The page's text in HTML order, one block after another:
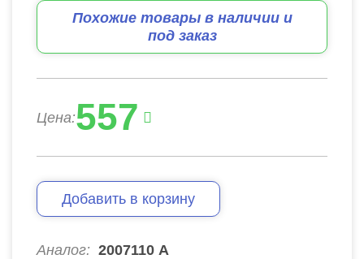
Похожие товары в наличии и
под заказ
Цена:557
Добавить в корзину
Аналог: 2007110 А